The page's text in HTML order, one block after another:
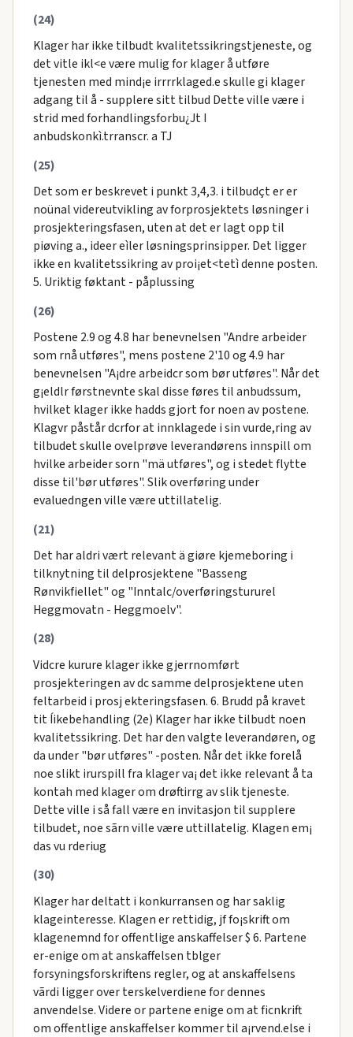
(24)
Klager har ikke tilbudt kvalitetssikringstjeneste, og
det vitle ikl<e være mulig for klager å utføre
tjenesten med mind¡e irrrrklaged.e skulle gi klager
adgang til å - supplere sitt tilbud Dette ville være i
strid med forhandlingsforbu¿Jt I
anbudskonkì.trranscr. a TJ
(25)
Det som er beskrevet i punkt 3,4,3. i tilbudçt er er
noünal videreutvikling av forprosjektets løsninger i
prosjekteringsfasen, uten at det er lagt opp til
piøving a., ideer eìler løsningsprinsipper. Det ligger
ikke en kvalitetssikring av proi¡et<tetì denne posten.
5. Uriktig føktant - påplussing
(26)
Postene 2.9 og 4.8 har benevnelsen "Andre arbeider
som rnå utføres", mens postene 2'10 og 4.9 har
benevnelsen "A¡dre arbeidcr som bør utføres". Når det
g¡eldlr førstnevnte skal disse føres til anbudssum,
hvilket klager ikke hadds gjort for noen av postene.
Klagvr påstår dcrfor at innklagede i sin vurde,ring av
tilbudet skulle ovelprøve leverandørens innspill om
hvilke arbeider sorn "mä utføres", og i stedet flytte
disse til'bør utføres". Slik overføring under
evaluedngen ville være uttillatelig.
(21)
Det har aldri vært relevant ä giøre kjemeboring i
tilknytning til delprosjektene "Basseng
Rønvikfiellet" og "Inntalc/overføringstururel
Heggmovatn - Heggmoelv".
(28)
Vidcre kurure klager ikke gjerrnomført
prosjekteringen av dc samme delprosjektene uten
feltarbeid i prosj ekteringsfasen. 6. Brudd på kravet
tit Íikebehandling (2e) Klager har ikke tilbudt noen
kvalitetssikring. Det har den valgte leverandøren, og
da under "bør utføres" -posten. Når det ikke forelå
noe slikt irurspill fra klager va¡ det ikke relevant å ta
kontah med klager om drøftirrg av slik tjeneste.
Dette ville i så fall være en invitasjon til supplere
tilbudet, noe sãrn ville være uttillatelig. Klagen em¡
das vu rderiug
(30)
Klager har deltatt i konkurransen og har saklig
klageinteresse. Klagen er rettidig, jf fo¡skrift om
klagenemnd for offentlige anskaffelser $ 6. Partene
er-enige om at anskaffelsen tblger
forsyningsforskriftens regler, og at anskaffelsens
vãrdi ligger over terskelverdiene for dennes
anvendelse. Videre or partene enige om at ficnkrift
om offentlige anskaffelser kommer til a¡rvend.else i